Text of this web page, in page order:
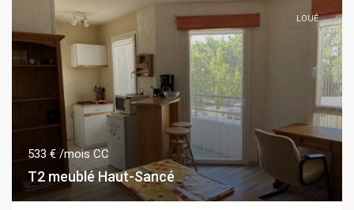
LOUÉ
533 €/mois CC
T2 meublé Haut-Sancé